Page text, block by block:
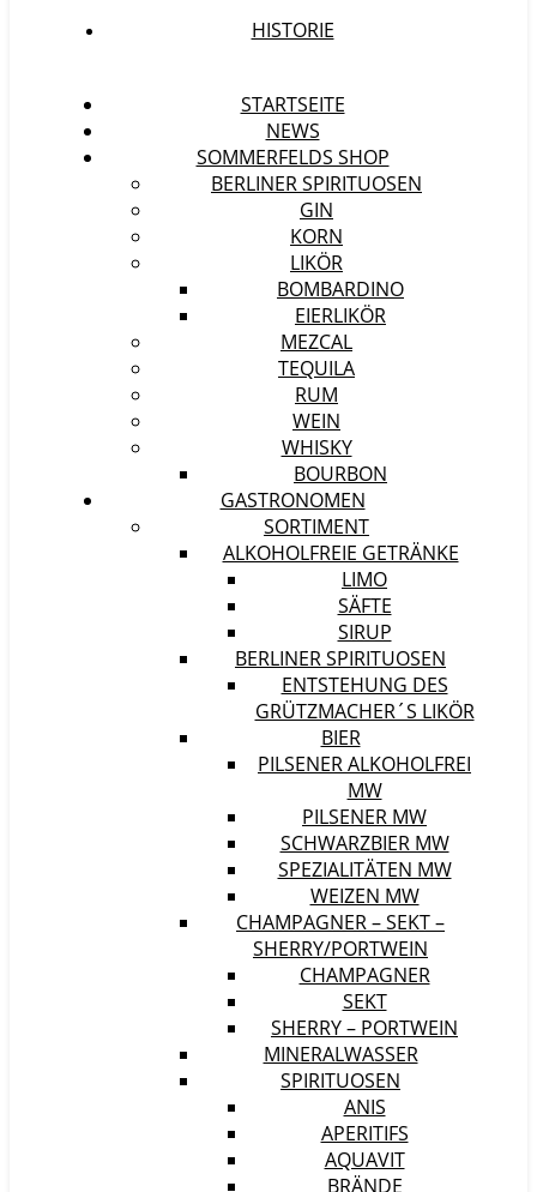
HISTORIE
STARTSEITE
NEWS
SOMMERFELDS SHOP
BERLINER SPIRITUOSEN
GIN
KORN
LIKÖR
BOMBARDINO
EIERLIKÖR
MEZCAL
TEQUILA
RUM
WEIN
WHISKY
BOURBON
GASTRONOMEN
SORTIMENT
ALKOHOLFREIE GETRÄNKE
LIMO
SÄFTE
SIRUP
BERLINER SPIRITUOSEN
ENTSTEHUNG DES
GRÜTZMACHER´S LIKÖR
BIER
PILSENER ALKOHOLFREI
MW
PILSENER MW
SCHWARZBIER MW
SPEZIALITÄTEN MW
WEIZEN MW
CHAMPAGNER – SEKT –
SHERRY/PORTWEIN
CHAMPAGNER
SEKT
SHERRY – PORTWEIN
MINERALWASSER
SPIRITUOSEN
ANIS
APERITIFS
AQUAVIT
BRÄNDE